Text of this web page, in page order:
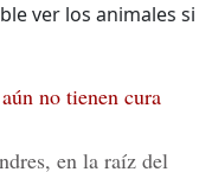
ver los animales si
no tienen cura
en la raíz del